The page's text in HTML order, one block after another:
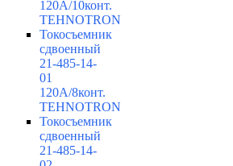
120А/10конт.
TEHNOTRON
Токосъемник
сдвоенный
21-485-14-
01
120А/8конт.
TEHNOTRON
Токосъемник
сдвоенный
21-485-14-